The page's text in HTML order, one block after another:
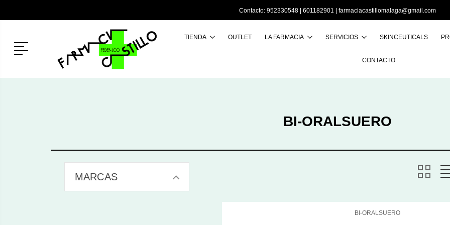
Contacto: 952330548 | 601182901 | farmaciacastillomalaga@gmail.com
Menú
TIENDA OUTLET LA FARMACIA SERVICIOS SKINCEUTICALS
CONTACTO
BI-ORALSUERO
MARCAS
BI-ORALSUERO